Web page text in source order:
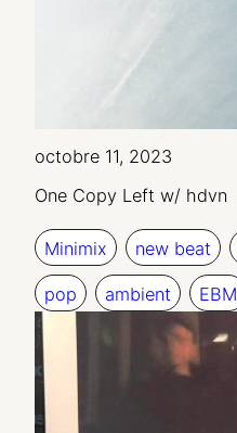
octobre 11, 2023
One Copy Left w/ hdvn
Minimix new beat
pop ambient EBM